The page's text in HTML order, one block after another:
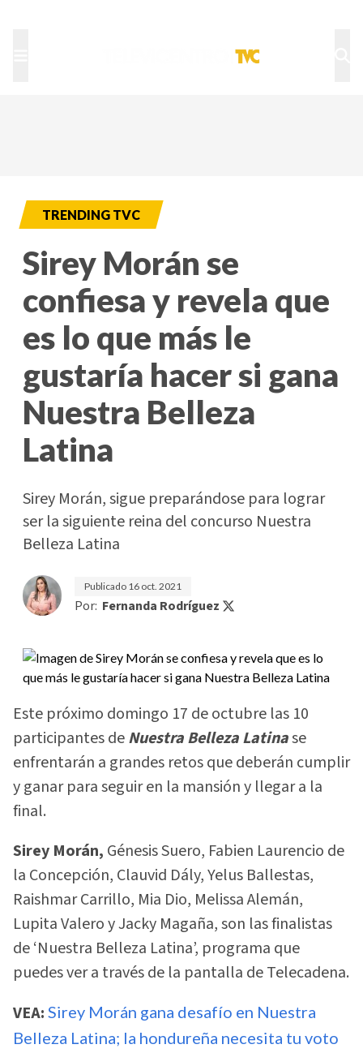
TRENDING TVC
Sirey Morán se
confiesa y revela que
es lo que más le
gustaría hacer si gana
Nuestra Belleza
Latina
Sirey Morán, sigue preparándose para lograr
ser la siguiente reina del concurso Nuestra
Belleza Latina
Publicado 16 oct. 2021
Por: Fernanda Rodríguez
Este próximo domingo 17 de octubre las 10
participantes deNuestra Belleza Latinase
enfrentarán a grandes retos que deberán cumplir
y ganar para seguir en la mansión y llegar a la
final.
Sirey Morán, Génesis Suero, Fabien Laurencio de
la Concepción, Clauvid Dály, Yelus Ballestas,
Raishmar Carrillo, Mia Dio, Melissa Alemán,
Lupita Valero y Jacky Magaña, son las finalistas
de ‘Nuestra Belleza Latina’, programa que
puedes ver a través de la pantalla de Telecadena.
VEA: Sirey Morán gana desafío en Nuestra
Belleza Latina; la hondureña necesita tu voto